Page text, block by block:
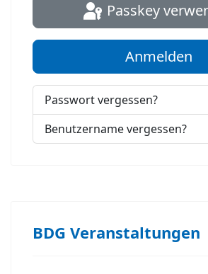
Passkey
Anmelden
Passwort vergessen?
Benutzername vergessen?
BDG Veranstaltungen